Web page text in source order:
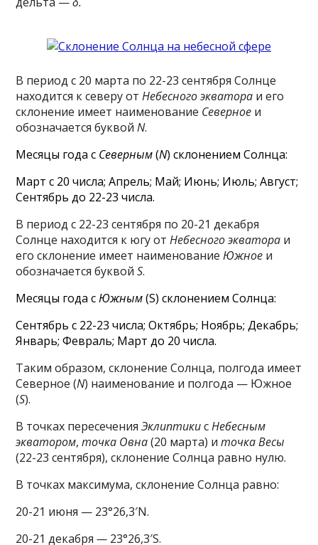
В период с 20 марта по 22-23 сентября Солнце
находится к северу отНебесного экватора и его
склонение имеет наименование Северное и
обозначается буквойN.
Месяцы года с Северным(N) склонением Солнца:
Март с 20 числа; Апрель; Май; Июнь; Июль; Август;
Сентябрь до 22-23 числа.
В период с 22-23 сентября по 20-21 декабря
Солнце находится к югу отНебесного экватора и
его склонение имеет наименованиеЮжное и
обозначается буквойS.
Месяцы года сЮжным(S) склонением Солнца:
Сентябрь с 22-23 числа; Октябрь; Ноябрь; Декабрь;
Январь; Февраль; Март до 20 числа.
Таким образом, склонение Солнца, полгода имеет
Северное (N) наименование и полгода — Южное
(S).
В точках пересеченияЭклиптикисНебесным
экватором,точка Овна(20 марта) иточка Весы
(22-23 сентября), склонение Солнца равно нулю.
В точках максимума, склонение Солнца равно:
20-21 июня — 23°26,3′N.
20-21 декабря — 23°26,3′S.